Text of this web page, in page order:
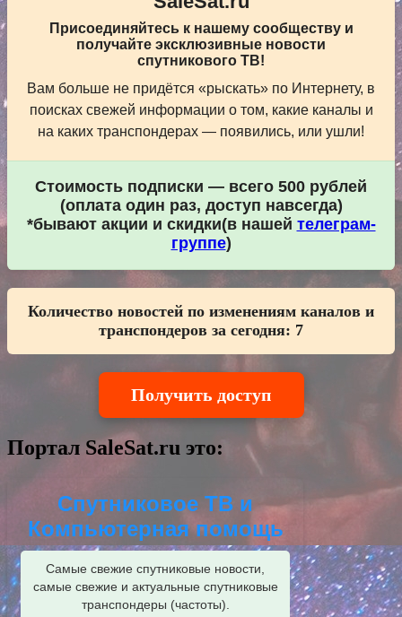
Присоединяйтесь к нашему сообществу и
получайте эксклюзивные новости
спутникового ТВ!
Вам больше не придётся «рыскать» по Интернету, в
поисках свежей информации о том, какие каналы и
на каких транспондерах — появились, или ушли!
Стоимость подписки — всего 500 рублей
(оплата один раз, доступ навсегда)
*бывают акции и скидки(в нашей телеграм-
группе)
Количество новостей по изменениям каналов и
транспондеров за сегодня: 7
Получить доступ
Портал SaleSat.ru это:
Спутниковое ТВ и
Компьютерная помощь
Самые свежие спутниковые новости,
самые свежие и актуальные спутниковые
транспондеры (частоты).